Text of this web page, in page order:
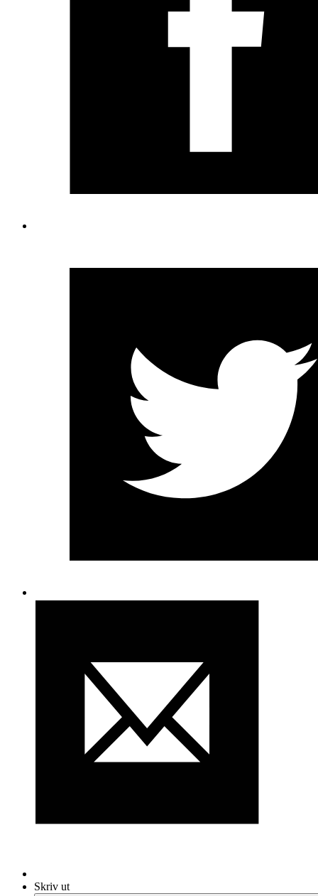
Skriv ut